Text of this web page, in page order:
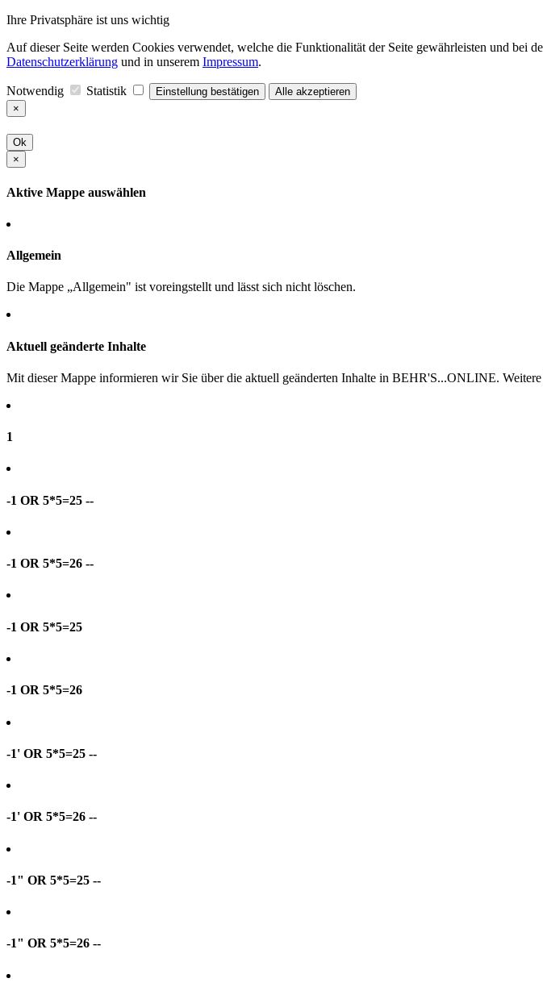
Ihre Privatsphäre ist uns wichtig
Auf dieser Seite werden Cookies verwendet, welche die Funktionalität der Seite gewährleisten und bei
Datenschutzerklärung und in unserem Impressum.
Notwendig Statistik Einstellung bestätigen
Alle akzeptieren
×
Ok
×
Aktive Mappe auswählen
Allgemein
Die Mappe „Allgemein" ist voreingstellt und lässt sich nicht löschen.
Aktuell geänderte Inhalte
Mit dieser Mappe informieren wir Sie über die aktuell geänderten Inhalte in BEHR'S...ONLINE.
1
-1 OR 5*5=25 --
-1 OR 5*5=26 --
-1 OR 5*5=25
-1 OR 5*5=26
-1' OR 5*5=25 --
-1' OR 5*5=26 --
-1" OR 5*5=25 --
-1" OR 5*5=26 --